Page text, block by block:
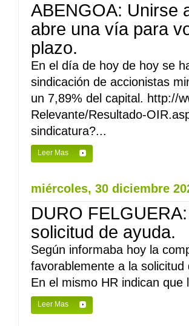
ABENGOA: Unirse
abre una vía para
plazo.
En el día de hoy de hoy se
sindicación de accionistas
un 7,89% del capital. http://
Relevante/Resultado-
sindicatura?...
Leer Mas
miércoles, 30 diciembre
DURO
solicitud de ayuda.
Según informaba hoy la
favorablemente a la
En el mismo HR indican
Leer Mas